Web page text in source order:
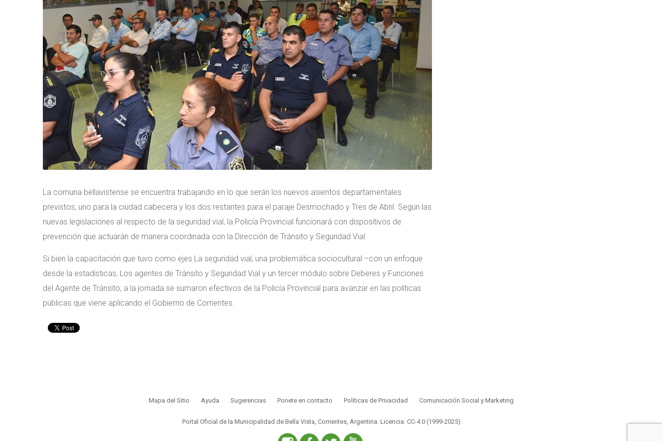
La comuna bellavistense se encuentra trabajando en lo que serán los nuevos asientos departamentales
previstos, uno para la ciudad cabecera y los dos restantes para el paraje Desmochado y Tres de Abril. Según las
nuevas legislaciones al respecto de la seguridad vial, la Policía Provincial funcionará con dispositivos de
prevención que actuarán de manera coordinada con la Dirección de Tránsito y Seguridad Vial.
Si bien la capacitación que tuvo como ejes La seguridad vial, una problemática sociocultural –con un enfoque
desde la estadísticas; Los agentes de Tránsito y Seguridad Vial y un tercer módulo sobre Deberes y Funciones
del Agente de Tránsito; a la jornada se sumaron efectivos de la Policía Provincial para avanzar en las políticas
públicas que viene aplicando el Gobierno de Corrientes.
Mapa del Sitio Ayuda Sugerencias Ponete en contacto Políticas de Privacidad Comunicación Social y Marketing
Portal Oficial de la Municipalidad de Bella Vista, Corrientes, Argentina.Licencia: CC-4.0 (1999-2025)